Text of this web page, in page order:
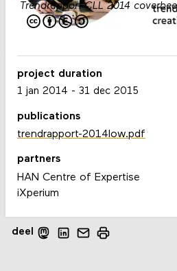
Trendrapport CLL 2014
deel
project duration
1 jan 2014 - 31 dec 2015
publications
trendrapport-2014low.pdf
partners
HAN Centre of Expertise
iXperium